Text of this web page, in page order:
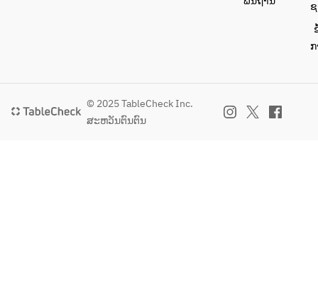
© 2025 TableCheck Inc.
ສະຫວັນຕົນຕົນ